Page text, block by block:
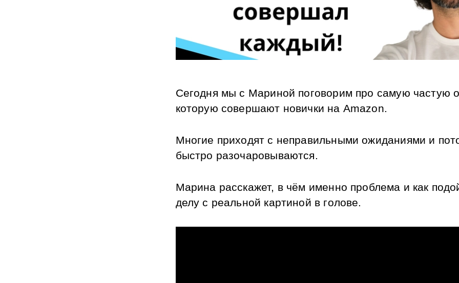
Сегодня мы с Мариной поговорим про самую частую
которую совершают новички на Amazon.
Многие приходят с неправильными ожиданиями и
быстро разочаровываются.
Марина расскажет, в чём именно проблема и как
делу с реальной картиной в голове.